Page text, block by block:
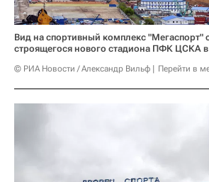
Вид на спортивный комплекс "Мегаспорт"
строящегося нового стадиона ПФК ЦСКА
© РИА Новости / Александр Вильф Перейти в